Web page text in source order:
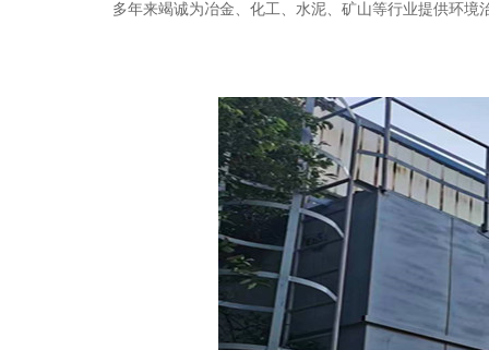
多年来竭诚为冶金、化工、水泥、矿山等行业提供环境